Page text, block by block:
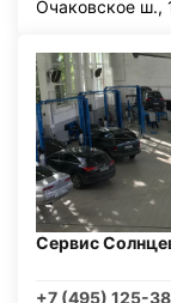
Очаковское ш.,
Сервис
+7 (495) 125-